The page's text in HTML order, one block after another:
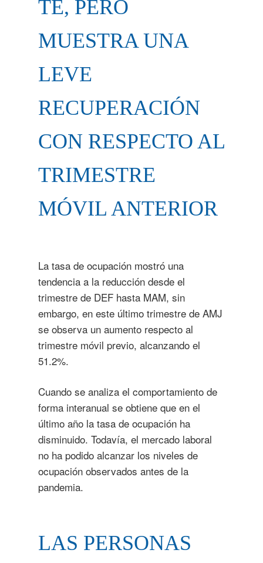
TE, PERO
MUESTRA UNA
LEVE
RECUPERACIÓN
CON RESPECTO AL
TRIMESTRE
MÓVIL ANTERIOR
La tasa de ocupación mostró una
tendencia a la reducción desde el
trimestre de DEF hasta MAM, sin
embargo, en este último trimestre de AMJ
se observa un aumento respecto al
trimestre móvil previo, alcanzando el
51.2%.
Cuando se analiza el comportamiento de
forma interanual se obtiene que en el
último año la tasa de ocupación ha
disminuido. Todavía, el mercado laboral
no ha podido alcanzar los niveles de
ocupación observados antes de la
pandemia.
LAS PERSONAS